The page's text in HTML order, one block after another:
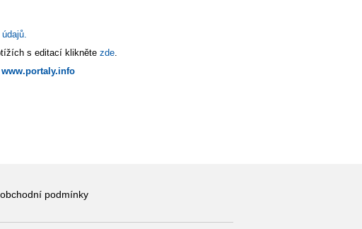
s editací klikněte zde
www.portaly.info
podmínky